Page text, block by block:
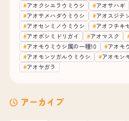
アオクシエラウミウシ
アオサハギ
アオサメハダウミウシ
アオスジテ
アオセンミノウミウシ
アオフチキ
アオボシミドリガイ
アオマスク
アオモウミウシ属の一種10
アオモ
アオモンツガルウミウシ
アオモン
アオヤガラ
アーカイブ